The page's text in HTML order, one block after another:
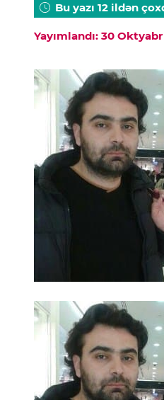
Bu yazı 12 ildən
Yayımlandı: 30 Oktyabr